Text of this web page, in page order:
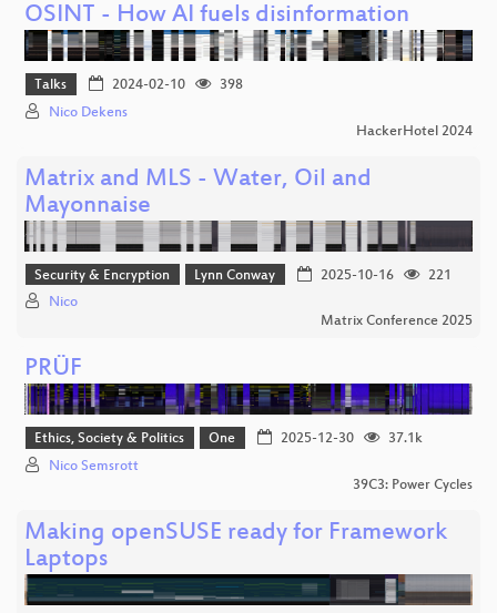
OSINT - How AI fuels disinformation
Talks 2024-02-10
398
Nico Dekens
HackerHotel 2024
Matrix and MLS - Water, Oil and
Mayonnaise
Security & Encryption Lynn Conway 2025-10-16
221
Nico
Matrix Conference 2025
PRÜF
Ethics, Society & Politics One 2025-12-30
37.1k
Nico Semsrott
39C3: Power Cycles
Making openSUSE ready for Framework
Laptops